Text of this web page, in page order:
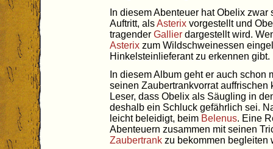
In diesem Abenteuer hat Obelix
Auftritt, alsAsterix vorgestellt und
tragender Gallier dargestellt wird.
Asterix zum Wildschweinessen
Hinkelsteinlieferant zu erkennen gibt.
In diesem Album geht er auch schon
seinen Zaubertrankvorrat auffrischen
Leser, dass Obelix als Säugling in
deshalb ein Schluck gefährlich sei.
leicht beleidigt, beim Belenus. Eine
Abenteuern zusammen mit seinen
Zaubertrank zu bekommen begleiten